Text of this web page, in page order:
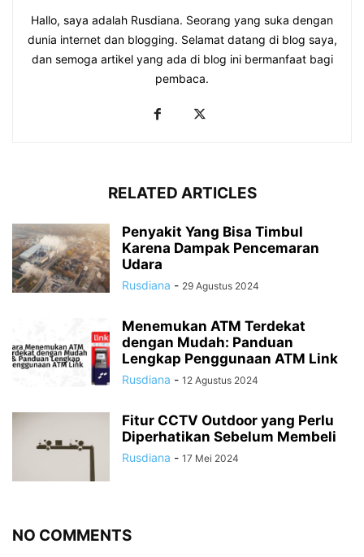
Hallo, saya adalah Rusdiana. Seorang yang suka dengan
dunia internet dan blogging. Selamat datang di blog saya,
dan semoga artikel yang ada di blog ini bermanfaat bagi
pembaca.
RELATED ARTICLES
Penyakit Yang Bisa Timbul
Karena Dampak Pencemaran
Udara
Rusdiana - 29 Agustus 2024
Menemukan ATM Terdekat
dengan Mudah: Panduan
Lengkap Penggunaan ATM Link
Rusdiana - 12 Agustus 2024
Fitur CCTV Outdoor yang Perlu
Diperhatikan Sebelum Membeli
Rusdiana - 17 Mei 2024
NO COMMENTS